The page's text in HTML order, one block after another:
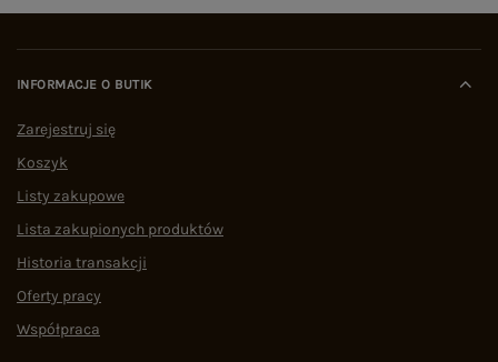
INFORMACJE O BUTIK
Zarejestruj się
Koszyk
Listy zakupowe
Lista zakupionych produktów
Historia transakcji
Oferty pracy
Współpraca